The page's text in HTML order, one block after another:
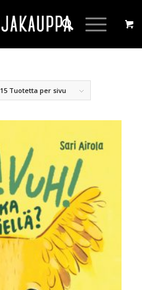
15 Tuotetta per sivu